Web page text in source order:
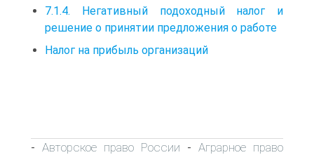
7.1.4. Негативный подоходный налог и
решение о принятии предложения о работе
Налог на прибыль организаций
- Авторское право России - Аграрное право